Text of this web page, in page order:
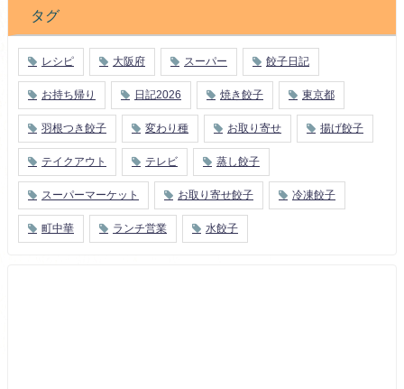
タグ
レシピ 大阪府 スーパー 餃子日記
お持ち帰り 日記2026 焼き餃子 東京都
羽根つき餃子 変わり種 お取り寄せ 揚げ餃子
テイクアウト テレビ 蒸し餃子
スーパーマーケット お取り寄せ餃子 冷凍餃子
町中華 ランチ営業 水餃子